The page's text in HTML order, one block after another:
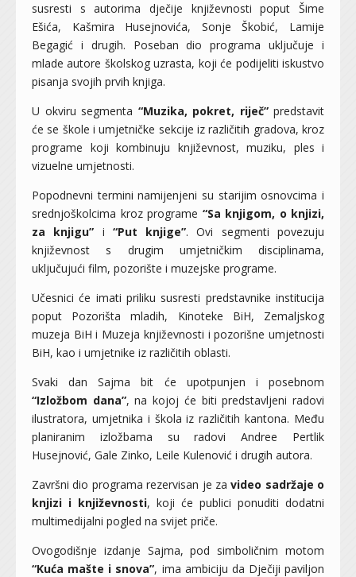
susresti s autorima dječije književnosti poput Šime
Ešića, Kašmira Husejnovića, Sonje Škobić, Lamije
Begagić i drugih. Poseban dio programa uključuje i
mlade autore školskog uzrasta, koji će podijeliti iskustvo
pisanja svojih prvih knjiga.
U okviru segmenta “Muzika, pokret, riječ”predstavit
će se škole i umjetničke sekcije iz različitih gradova, kroz
programe koji kombinuju književnost, muziku, ples i
vizuelne umjetnosti.
Popodnevni termini namijenjeni su starijim osnovcima i
srednjoškolcima kroz programe “Sa knjigom, o knjizi,
za knjigu” i “Put knjige”. Ovi segmenti povezuju
književnost s drugim umjetničkim disciplinama,
uključujući film, pozorište i muzejske programe.
Učesnici će imati priliku susresti predstavnike institucija
poput Pozorišta mladih, Kinoteke BiH, Zemaljskog
muzeja BiH i Muzeja književnosti i pozorišne umjetnosti
BiH, kao i umjetnike iz različitih oblasti.
Svaki dan Sajma bit će upotpunjen i posebnom
“Izložbom dana”, na kojoj će biti predstavljeni radovi
ilustratora, umjetnika i škola iz različitih kantona. Među
planiranim izložbama su radovi Andree Pertlik
Husejnović, Gale Zinko, Leile Kulenović i drugih autora.
Završni dio programa rezervisan je zavideo sadržaje o
knjizi i književnosti, koji će publici ponuditi dodatni
multimedijalni pogled na svijet priče.
Ovogodišnje izdanje Sajma, pod simboličnim motom
“Kuća mašte i snova”, ima ambiciju da Dječiji paviljon